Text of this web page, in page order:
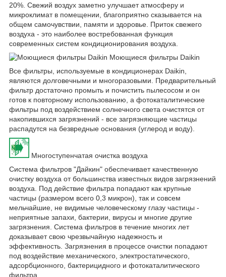
20%. Свежий воздух заметно улучшает атмосферу и
микроклимат в помещении, благоприятно сказывается на
общем самочувствии, памяти и здоровье. Приток свежего
воздуха - это наиболее востребованная функция
современных систем кондиционирования воздуха.
Моющиеся фильтры Daikin
Все фильтры, используемые в кондиционерах Daikin,
являются долговечными и многоразовыми. Предварительный
фильтр достаточно промыть и почистить пылесосом и он
готов к повторному использованию, а фотокаталитические
фильтры под воздействием солнечного света очистятся от
накопившихся загрязнений - все загрязняющие частицы
распадутся на безвредные основания (углерод и воду).
Многоступенчатая очистка воздуха
Система фильтров "Дайкин" обеспечивает качественную
очистку воздуха от большинства известных видов загрязнений
воздуха. Под действие фильтра попадают как крупные
частицы (размером всего 0,3 микрон), так и совсем
мельчайшие, не видимые человеческому глазу частицы -
неприятные запахи, бактерии, вирусы и многие другие
загрязнения. Система фильтров в течение многих лет
доказывает свою чрезвычайную надежность и
эффективность. Загрязнения в процессе очистки попадают
под воздействие механического, электростатического,
адсорбционного, бактерицидного и фотокаталитического
фильтра.